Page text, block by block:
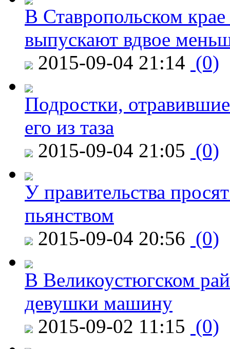
В Ставропольском
выпускают вдвое
2015-09-04 21:14 (0)
Подростки,
его из таза
2015-09-04 21:05 (0)
У правительства
пьянством
2015-09-04 20:56 (0)
В Великоустюгском
девушки машину
2015-09-02 11:15 (0)